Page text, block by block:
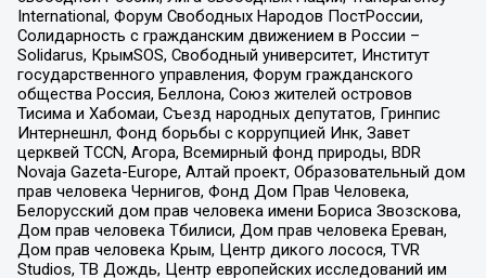
International, Форум Свободных Народов ПостРоссии,
Солидарность с гражданским движением в России –
Solidarus, КрымSOS, Свободный университет, Институт
государственного управления, Форум гражданского
общества Россия, Беллона, Союз жителей островов
Тисима и Хабомаи, Съезд народных депутатов, Гринпис
Интернешнл, Фонд борьбы с коррупцией Инк, Завет
церквей TCCN, Агора, Всемирный фонд природы, BDR
Novaja Gazeta-Europe, Алтай проект, Образовательный дом
прав человека Чернигов, Фонд Дом Прав Человека,
Белорусский дом прав человека имени Бориса Звозскова,
Дом прав человека Тбилиси, Дом прав человека Ереван,
Дом прав человека Крым, Центр дикого лосося, TVR
Studios, ТВ Дождь, Центр европейских исследований им